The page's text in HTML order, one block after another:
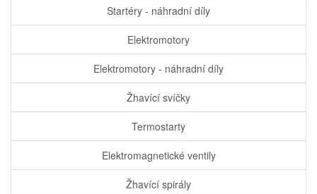
Startéry - náhradní díly
Elektromotory
Elektromotory - náhradní díly
Žhavící svíčky
Termostarty
Elektromagnetické ventily
Žhavící spirály